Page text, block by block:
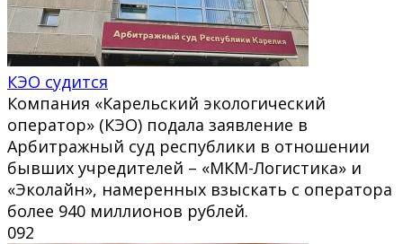
КЭО судится
Компания «Карельский экологический
оператор» (КЭО) подала заявление в
Арбитражный суд республики в отношении
бывших учредителей – «МКМ-Логистика» и
«Эколайн», намеренных взыскать с оператора
более 940 миллионов рублей.
092